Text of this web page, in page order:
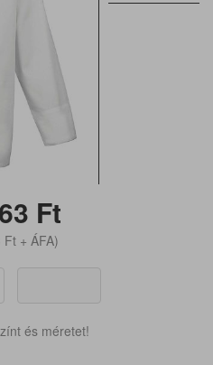
Ft
Ft+ ÁFA)
és méretet!